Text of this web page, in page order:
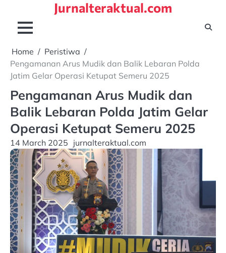
content
Jurnalteraktual.com
Home
Peristiwa
Pengamanan Arus Mudik dan Balik Lebaran Polda
Jatim Gelar Operasi Ketupat Semeru 2025
Pengamanan Arus Mudik dan
Balik Lebaran Polda Jatim Gelar
Operasi Ketupat Semeru 2025
14 March 2025 jurnalteraktual.com